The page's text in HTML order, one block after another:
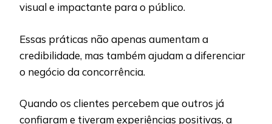
visual e impactante para o público.
Essas práticas não apenas aumentam a
credibilidade, mas também ajudam a diferenciar
o negócio da concorrência.
Quando os clientes percebem que outros já
confiaram e tiveram experiências positivas, a